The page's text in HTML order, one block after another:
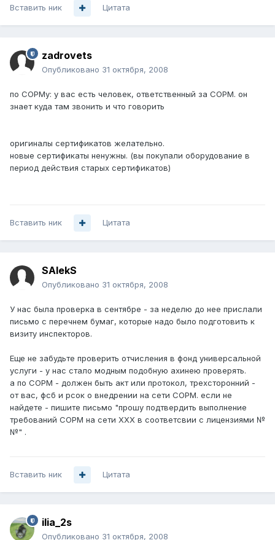
Вставить ник Цитата
zadrovets
Опубликовано 31 октября, 2008
по СОРМу: у вас есть человек, ответственный за СОРМ. он
знает куда там звонить и что говорить
оригиналы сертификатов желательно.
новые сертификаты ненужны. (вы покупали оборудование в
период действия старых сертификатов)
Вставить ник Цитата
SAlekS
Опубликовано 31 октября, 2008
У нас была проверка в сентябре - за неделю до нее прислали
письмо с перечнем бумаг, которые надо было подготовить к
визиту инспекторов.
Еще не забудьте проверить отчисления в фонд универсальной
услуги - у нас стало модным подобную ахинею проверять.
а по СОРМ - должен быть акт или протокол, трехсторонний -
от вас, фсб и рсок о внедрении на сети СОРМ. если не
найдете - пишите письмо "прошу подтвердить выполнение
требований СОРМ на сети ХХХ в соответсвии с лицензиями №
№" .
Вставить ник Цитата
ilia_2s
Опубликовано 31 октября, 2008